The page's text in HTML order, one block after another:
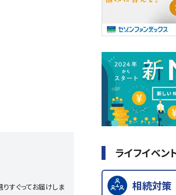
すぐってお届けしま
ライフイベン
相続対策